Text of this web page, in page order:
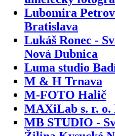
Lubomira
Bratislava
Lukáš Ronec -
Nová Dubnica
Luma studio
M & H Trnava
M-FOTO Halič
MAXiLab s. r. o.
MB STUDIO -